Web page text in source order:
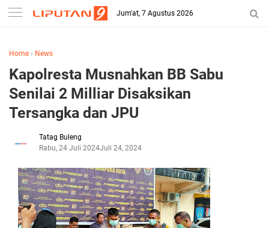
Jum'at, 7 Agustus 2026
Home › News
Kapolresta Musnahkan BB Sabu
Senilai 2 Milliar Disaksikan
Tersangka dan JPU
Tatag Buleng
Rabu, 24 Juli 2024Juli 24, 2024